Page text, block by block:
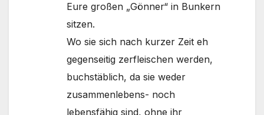
Eure großen „Gönner“ in Bunkern
sitzen.
Wo sie sich nach kurzer Zeit eh
gegenseitig zerfleischen werden,
buchstäblich, da sie weder
zusammenlebens- noch
lebensfähig sind, ohne ihr